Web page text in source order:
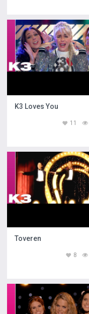
K3 Loves You
11
Toveren
8